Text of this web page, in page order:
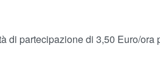
di partecipazione di 3,50 Euro/ora